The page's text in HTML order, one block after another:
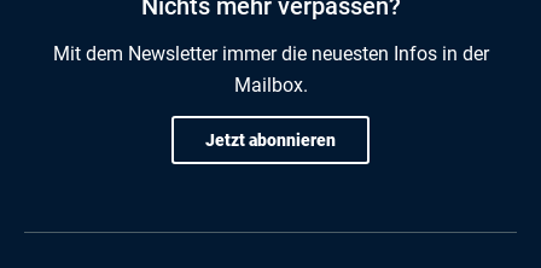
Nichts mehr verpassen?
Mit dem Newsletter immer die neuesten Infos in der
Mailbox.
Jetzt abonnieren